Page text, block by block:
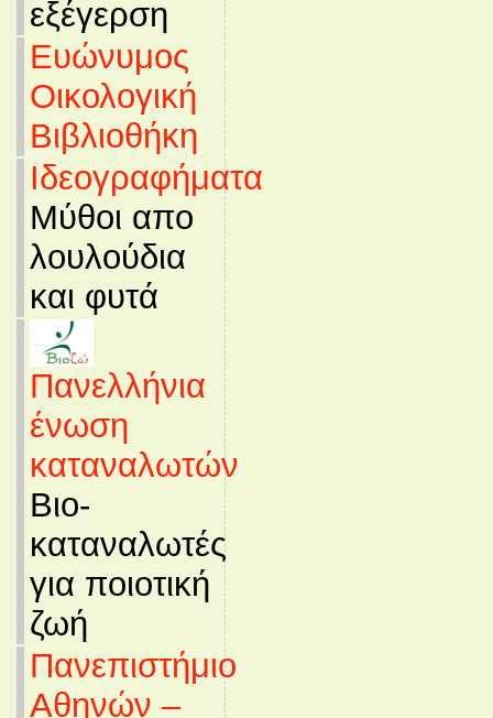
εξέγερση
Ευώνυμος
Οικολογική
Βιβλιοθήκη
Ιδεογραφήματα
Μύθοι απο
λουλούδια
και φυτά
Πανελλήνια
ένωση
καταναλωτών
Βιο-
καταναλωτές
για ποιοτική
ζωή
Πανεπιστήμιο
Αθηνών –